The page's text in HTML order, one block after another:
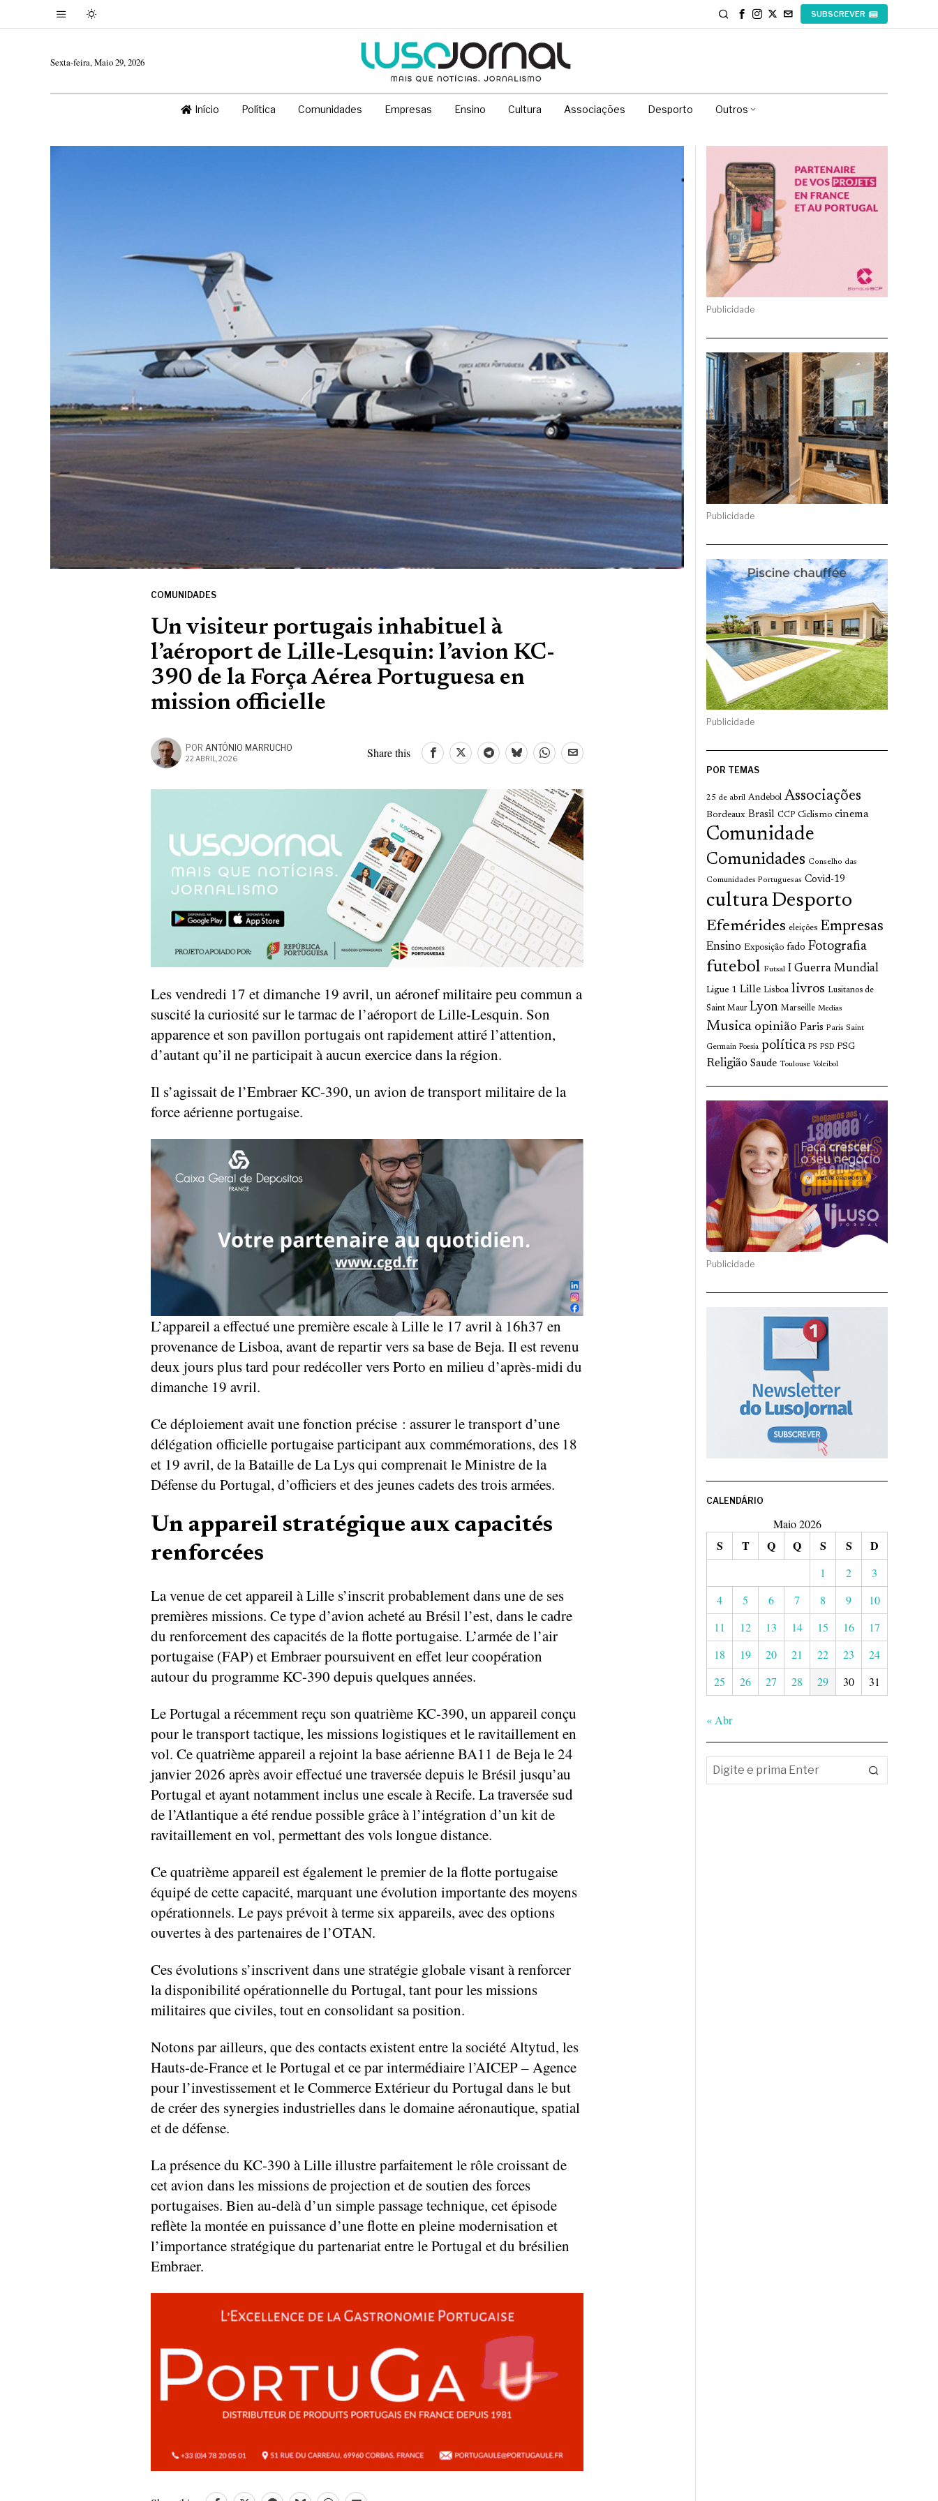
SUBSCREVER
Sexta-feira, Maio 29, 2026
Início Política Comunidades Empresas Ensino Cultura Associações Desporto Outros
COMUNIDADES
Un visiteur portugais inhabituel à
l’aéroport de Lille-Lesquin: l’avion KC-
390 de la Força Aérea Portuguesa en
mission officielle
POR ANTÓNIO MARRUCHO
22 ABRIL, 2026 Share this
Les vendredi 17 et dimanche 19 avril, un aéronef militaire peu commun a
suscité la curiosité sur le tarmac de l’aéroport de Lille-Lesquin. Son
apparence et son pavillon portugais ont rapidement attiré l’attention,
d’autant qu’il ne participait à aucun exercice dans la région.
Il s’agissait de l’Embraer KC-390, un avion de transport militaire de la
force aérienne portugaise.
L’appareil a effectué une première escale à Lille le 17 avril à 16h37 en
provenance de Lisboa, avant de repartir vers sa base de Beja. Il est revenu
deux jours plus tard pour redécoller vers Porto en milieu d’après-midi du
dimanche 19 avril.
Ce déploiement avait une fonction précise : assurer le transport d’une
délégation officielle portugaise participant aux commémorations, des 18
et 19 avril, de la Bataille de La Lys qui comprenait le Ministre de la
Défense du Portugal, d’officiers et des jeunes cadets des trois armées.
Un appareil stratégique aux capacités
renforcées
La venue de cet appareil à Lille s’inscrit probablement dans une de ses
premières missions. Ce type d’avion acheté au Brésil l’est, dans le cadre
du renforcement des capacités de la flotte portugaise. L’armée de l’air
portugaise (FAP) et Embraer poursuivent en effet leur coopération
autour du programme KC-390 depuis quelques années.
Le Portugal a récemment reçu son quatrième KC-390, un appareil conçu
pour le transport tactique, les missions logistiques et le ravitaillement en
vol. Ce quatrième appareil a rejoint la base aérienne BA11 de Beja le 24
janvier 2026 après avoir effectué une traversée depuis le Brésil jusqu’au
Portugal et ayant notamment inclus une escale à Recife. La traversée sud
de l’Atlantique a été rendue possible grâce à l’intégration d’un kit de
ravitaillement en vol, permettant des vols longue distance.
Ce quatrième appareil est également le premier de la flotte portugaise
équipé de cette capacité, marquant une évolution importante des moyens
opérationnels. Le pays prévoit à terme six appareils, avec des options
ouvertes à des partenaires de l’OTAN.
Ces évolutions s’inscrivent dans une stratégie globale visant à renforcer
la disponibilité opérationnelle du Portugal, tant pour les missions
militaires que civiles, tout en consolidant sa position.
Notons par ailleurs, que des contacts existent entre la société Altytud, les
Hauts-de-France et le Portugal et ce par intermédiaire l’AICEP – Agence
pour l’investissement et le Commerce Extérieur du Portugal dans le but
de créer des synergies industrielles dans le domaine aéronautique, spatial
et de défense.
La présence du KC-390 à Lille illustre parfaitement le rôle croissant de
cet avion dans les missions de projection et de soutien des forces
portugaises. Bien au-delà d’un simple passage technique, cet épisode
reflète la montée en puissance d’une flotte en pleine modernisation et
l’importance stratégique du partenariat entre le Portugal et du brésilien
Embraer.
Publicidade
Publicidade
Publicidade
POR TEMAS
25 de abril Andebol Associações
Bordeaux Brasil CCP Ciclismo cinema
Comunidade
Comunidades Conselho das
Comunidades Portuguesas Covid-19
culturaDesporto
Efemérides eleições Empresas
Ensino Exposição fado Fotografia
futebol Futsal I Guerra Mundial
Ligue 1 Lille Lisboa livros Lusitanos de
Saint Maur Lyon Marseille Medias
Musica opinião Paris Paris Saint
Germain Poesia política PS PSD PSG
Religião Saude Toulouse Voleibol
Publicidade
CALENDÁRIO
Maio 2026
S T Q Q S S D
1 2
3
4
5 6 7 8 9
10
11
12 13 14 15 16
17
18
19 20 21 22 23
24
25
26 27 28 29 30 31
« Abr